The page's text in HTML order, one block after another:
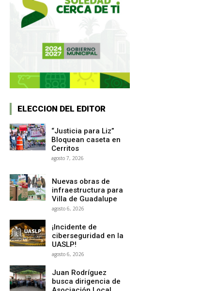
ELECCION DEL EDITOR
“Justicia para Liz”
Bloquean caseta en
Cerritos
agosto 7, 2026
Nuevas obras de
infraestructura para
Villa de Guadalupe
agosto 6, 2026
¡Incidente de
ciberseguridad en la
UASLP!
agosto 6, 2026
Juan Rodríguez
busca dirigencia de